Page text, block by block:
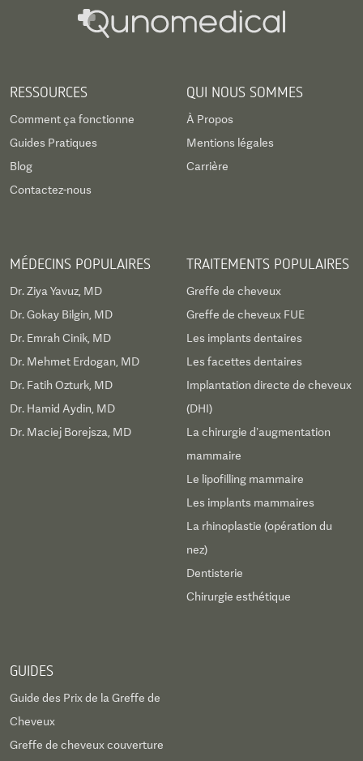
RESSOURCES
Comment ça fonctionne
Guides Pratiques
Blog
Contactez-nous
QUI NOUS SOMMES
À Propos
Mentions légales
Carrière
MÉDECINS POPULAIRES
Dr. Ziya Yavuz, MD
Dr. Gokay Bilgin, MD
Dr. Emrah Cinik, MD
Dr. Mehmet Erdogan, MD
Dr. Fatih Ozturk, MD
Dr. Hamid Aydin, MD
Dr. Maciej Borejsza, MD
TRAITEMENTS POPULAIRES
Greffe de cheveux
Greffe de cheveux FUE
Les implants dentaires
Les facettes dentaires
Implantation directe de cheveux
(DHI)
La chirurgie d’augmentation
mammaire
Le lipofilling mammaire
Les implants mammaires
La rhinoplastie (opération du
nez)
Dentisterie
Chirurgie esthétique
GUIDES
Guide des Prix de la Greffe de
Cheveux
Greffe de cheveux couverture